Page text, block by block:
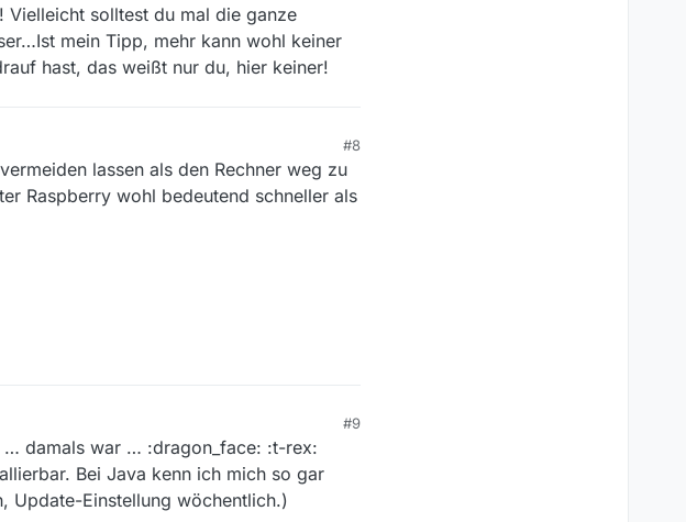
solltest du mal die ganze
mein Tipp, mehr kann wohl keiner
hast, das weißt nur du, hier keiner!
#8
lassen als den Rechner weg zu
Raspberry wohl bedeutend schneller als
#9
… damals war … :dragon_face: :t-rex:
Bei Java kenn ich mich so gar
Update-Einstellung wöchentlich.)